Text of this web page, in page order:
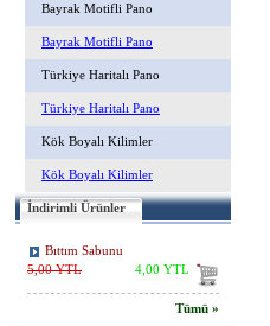
Bayrak Motifli Pano
Bayrak Motifli Pano
Türkiye Haritalı Pano
Türkiye Haritalı Pano
Kök Boyalı Kilimler
Kök Boyalı Kilimler
İndirimli Ürünler
Bıttım Sabunu
5,00 YTL
4,00 YTL
Tümü »